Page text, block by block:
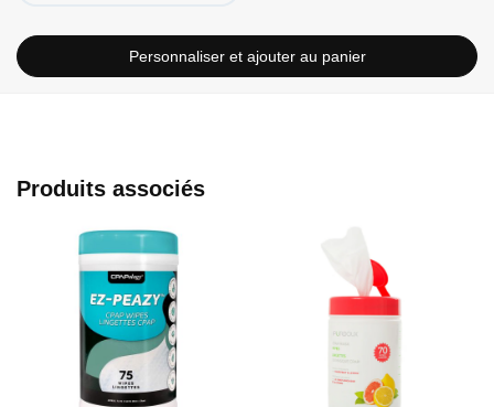
Personnaliser et ajouter au panier
Produits associés